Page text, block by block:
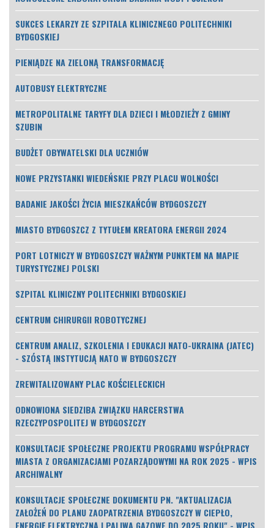
SUKCES LEKARZY ZE SZPITALA KLINICZNEGO POLITECHNIKI
BYDGOSKIEJ
PIENIĄDZE NA ZIELONĄ TRANSFORMACJĘ
AUTOBUSY ELEKTRYCZNE
METROPOLITALNE TARYFY DLA DZIECI I MŁODZIEŻY Z GMINY
SZUBIN
BUDŻET OBYWATELSKI DLA UCZNIÓW
NOWE PRZYSTANKI WIEDEŃSKIE PRZY PLACU WOLNOŚCI
BADANIE JAKOŚCI ŻYCIA MIESZKAŃCÓW BYDGOSZCZY
MIASTO BYDGOSZCZ Z TYTUŁEM KREATORA ENERGII 2024
PORT LOTNICZY W BYDGOSZCZY WAŻNYM PUNKTEM NA MAPIE
TURYSTYCZNEJ POLSKI
SZPITAL KLINICZNY POLITECHNIKI BYDGOSKIEJ
CENTRUM CHIRURGII ROBOTYCZNEJ
CENTRUM ANALIZ, SZKOLENIA I EDUKACJI NATO-UKRAINA (JATEC)
- SZÓSTĄ INSTYTUCJĄ NATO W BYDGOSZCZY
ZREWITALIZOWANY PLAC KOŚCIELECKICH
ODNOWIONA SIEDZIBA ZWIĄZKU HARCERSTWA
RZECZYPOSPOLITEJ W BYDGOSZCZY
KONSULTACJE SPOŁECZNE PROJEKTU PROGRAMU WSPÓŁPRACY
MIASTA Z ORGANIZACJAMI POZARZĄDOWYMI NA ROK 2025 - WPIS
ARCHIWALNY
KONSULTACJE SPOŁECZNE DOKUMENTU PN. "AKTUALIZACJA
ZAŁOŻEŃ DO PLANU ZAOPATRZENIA BYDGOSZCZY W CIEPŁO,